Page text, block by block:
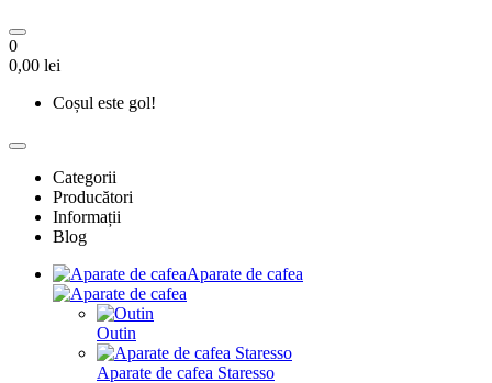
0
0,00 lei
Coșul este gol!
Categorii
Producători
Informații
Blog
Aparate de cafea
Outin
Aparate de cafea Staresso